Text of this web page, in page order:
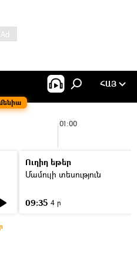
ՀԱՅ
01:00
Ուղիղ եթեր
Մամուլի տեսություն
09:35 4 ր